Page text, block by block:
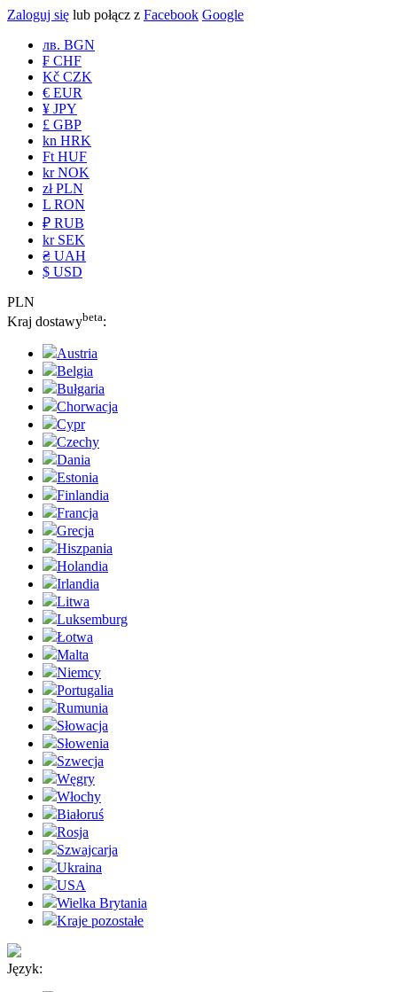
Zaloguj się lub połącz z Facebook Google
лв. BGN
₣ CHF
Kč CZK
€ EUR
¥ JPY
£ GBP
kn HRK
Ft HUF
kr NOK
zł PLN
L RON
₽ RUB
kr SEK
₴ UAH
$ USD
PLN
Kraj dostawybeta:
Austria
Belgia
Bułgaria
Chorwacja
Cypr
Czechy
Dania
Estonia
Finlandia
Francja
Grecja
Hiszpania
Holandia
Irlandia
Litwa
Luksemburg
Łotwa
Malta
Niemcy
Portugalia
Rumunia
Słowacja
Słowenia
Szwecja
Węgry
Włochy
Białoruś
Rosja
Szwajcarja
Ukraina
USA
Wielka Brytania
Kraje pozostałe
Język: